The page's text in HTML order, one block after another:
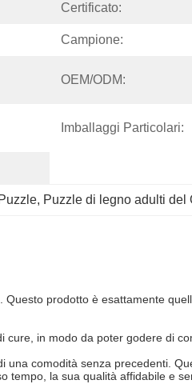
Certificato:
Campione:
OEM/ODM:
Imballaggi Particolari:
, Puzzle di legno adulti del
prodotto è esattamente
in modo da poter godere di
comodità senza precedenti.
la sua qualità affidabile e